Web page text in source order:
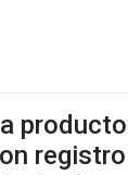
registro